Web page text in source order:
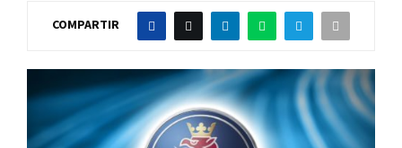
COMPARTIR